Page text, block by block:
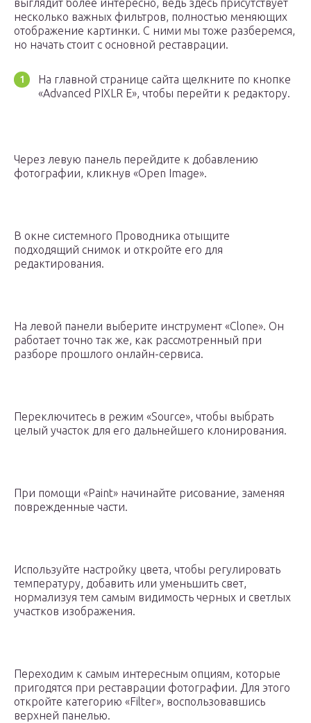
выглядит более интересно, ведь здесь присутствует
несколько важных фильтров, полностью меняющих
отображение картинки. С ними мы тоже разберемся,
но начать стоит с основной реставрации.
На главной странице сайта щелкните по кнопке
«Advanced PIXLR E», чтобы перейти к редактору.
Через левую панель перейдите к добавлению
фотографии, кликнув «Open Image».
В окне системного Проводника отыщите
подходящий снимок и откройте его для
редактирования.
На левой панели выберите инструмент «Clone». Он
работает точно так же, как рассмотренный при
разборе прошлого онлайн-сервиса.
Переключитесь в режим «Source», чтобы выбрать
целый участок для его дальнейшего клонирования.
При помощи «Paint» начинайте рисование, заменяя
поврежденные части.
Используйте настройку цвета, чтобы регулировать
температуру, добавить или уменьшить свет,
нормализуя тем самым видимость черных и светлых
участков изображения.
Переходим к самым интересным опциям, которые
пригодятся при реставрации фотографии. Для этого
откройте категорию «Filter», воспользовавшись
верхней панелью.